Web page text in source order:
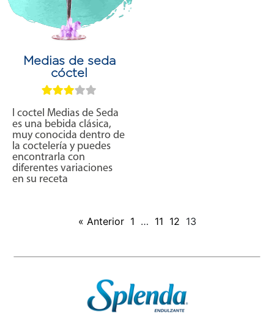
Medias de seda
cóctel
l coctel Medias de Seda
es una bebida clásica,
muy conocida dentro de
la coctelería y puedes
encontrarla con
diferentes variaciones
en su receta
« Anterior 1 … 11 12 13